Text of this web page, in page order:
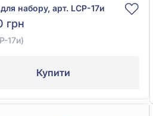
набору, арт. LCP-17и
грн
17и)
Купити